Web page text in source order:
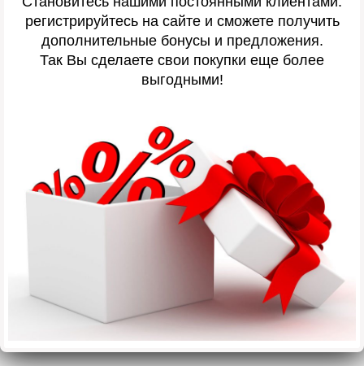
регистрируйтесь на сайте и сможете получить
дополнительные бонусы и предложения.
Так Вы сделаете свои покупки еще более
выгодными!